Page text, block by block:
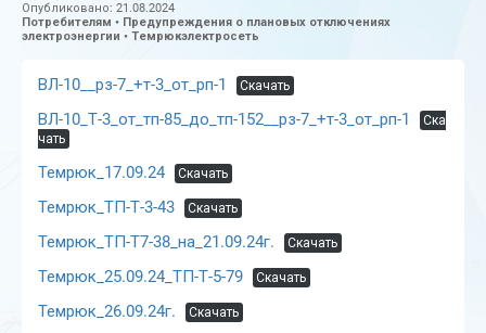
Опубликовано: 21.08.2024
Потребителям • Предупреждения о плановых отключениях
электроэнергии • Темрюкэлектросеть
ВЛ-10__рз-7_+т-3_от_рп-1 Скачать
ВЛ-10_Т-3_от_тп-85_до_тп-152__рз-7_+т-3_от_рп-1
Ска
чать
Темрюк_17.09.24 Скачать
Темрюк_ТП-Т-3-43 Скачать
Темрюк_ТП-Т7-38_на_21.09.24г. Скачать
Темрюк_25.09.24_ТП-Т-5-79 Скачать
Темрюк_26.09.24г. Скачать